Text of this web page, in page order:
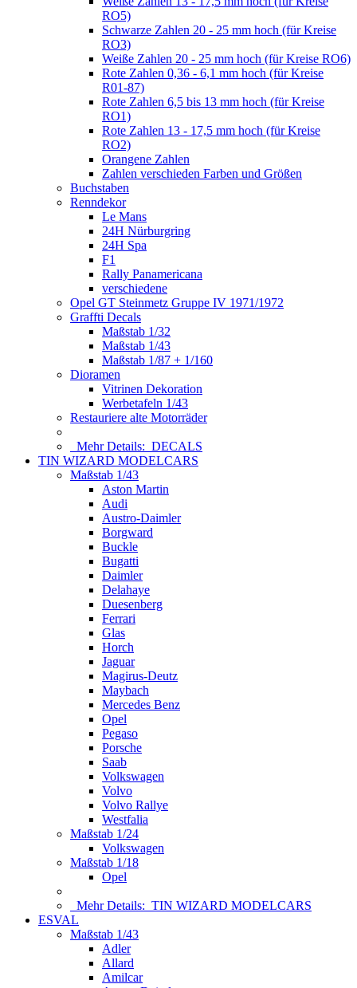
RO5)
Schwarze Zahlen 20 - 25 mm hoch (für Kreise
RO3)
Weiße Zahlen 20 - 25 mm hoch (für Kreise RO6)
Rote Zahlen 0,36 - 6,1 mm hoch (für Kreise
R01-87)
Rote Zahlen 6,5 bis 13 mm hoch (für Kreise
RO1)
Rote Zahlen 13 - 17,5 mm hoch (für Kreise
RO2)
Orangene Zahlen
Zahlen verschieden Farben und Größen
Buchstaben
Renndekor
Le Mans
24H Nürburgring
24H Spa
F1
Rally Panamericana
verschiedene
Opel GT Steinmetz Gruppe IV 1971/1972
Graffti Decals
Maßstab 1/32
Maßstab 1/43
Maßstab 1/87 + 1/160
Dioramen
Vitrinen Dekoration
Werbetafeln 1/43
Restauriere alte Motorräder
Mehr Details: DECALS
TIN WIZARD MODELCARS
Maßstab 1/43
Aston Martin
Audi
Austro-Daimler
Borgward
Buckle
Bugatti
Daimler
Delahaye
Duesenberg
Ferrari
Glas
Horch
Jaguar
Magirus-Deutz
Maybach
Mercedes Benz
Opel
Pegaso
Porsche
Saab
Volkswagen
Volvo
Volvo Rallye
Westfalia
Maßstab 1/24
Volkswagen
Maßstab 1/18
Opel
Mehr Details: TIN WIZARD MODELCARS
ESVAL
Maßstab 1/43
Adler
Allard
Amilcar